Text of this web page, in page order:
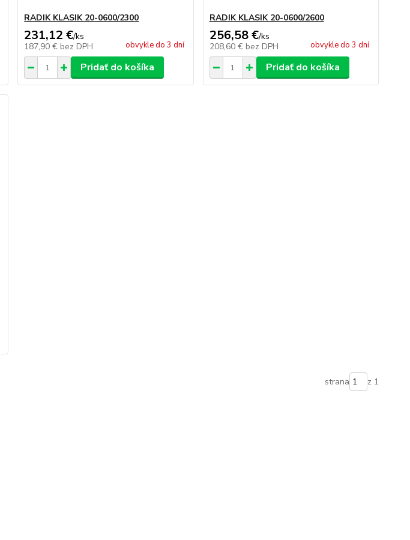
RADIK KLASIK 20-0600/2300
231,12 €/ks
187,90 € bez DPH obvykle do 3 dní
Pridať do košíka
RADIK KLASIK 20-0600/2600
256,58 €/ks
208,60 € bez DPH obvykle do 3 dní
Pridať do košíka
strana z 1